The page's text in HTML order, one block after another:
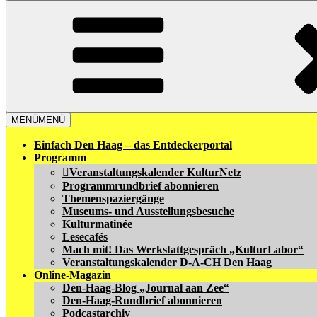
MENÜMENÜ
Einfach Den Haag – das Entdeckerportal
Programm
Veranstaltungskalender KulturNetz
Programmrundbrief abonnieren
Themenspaziergänge
Museums- und Ausstellungsbesuche
Kulturmatinée
Lesecafés
Mach mit! Das Werkstattgespräch „KulturLabor“
Veranstaltungskalender D-A-CH Den Haag
Online-Magazin
Den-Haag-Blog „Journal aan Zee“
Den-Haag-Rundbrief abonnieren
Podcastarchiv